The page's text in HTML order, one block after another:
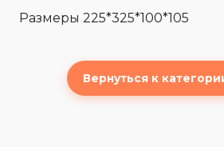
Размеры 225*325*100*105
Вернуться к